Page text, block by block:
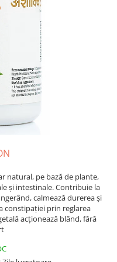
natural, pe bază de plante,
și intestinale. Contribuie la
calmează durerea și
constipației prin reglarea
acționează blând, fără